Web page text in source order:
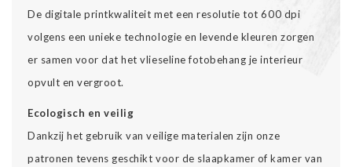
De digitale printkwaliteit met een resolutie tot 600 dpi
volgens een unieke technologie en levende kleuren zorgen
er samen voor dat het vlieseline fotobehang je interieur
opvult en vergroot.
Ecologisch en veilig
Dankzij het gebruik van veilige materialen zijn onze
patronen tevens geschikt voor de slaapkamer of kamer van